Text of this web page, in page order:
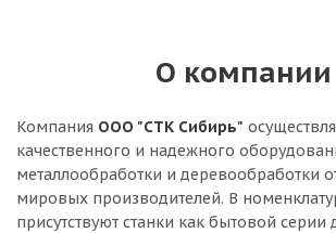
О компании
Компания ООО "СТК Сибирь"
качественного и надежного
металлообработки и деревообработки
мировых производителей. В
присутствуют станки как бытовой серии